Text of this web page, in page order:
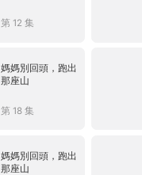
第 12 集
媽媽別回頭，跑出
那座山
第 18 集
媽媽別回頭，跑出
那座山